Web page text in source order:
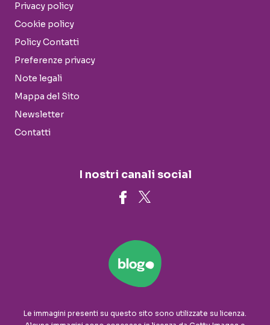
Privacy policy
Cookie policy
Policy Contatti
Preferenze privacy
Note legali
Mappa del Sito
Newsletter
Contatti
I nostri canali social
Le immagini presenti su questo sito sono utilizzate su licenza.